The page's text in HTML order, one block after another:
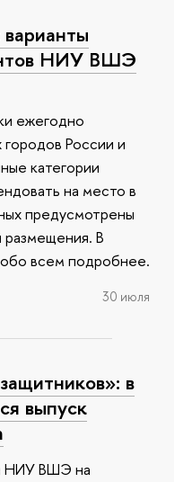
НИУ ВШЭ
ежегодно
России и
категории
на место в
предусмотрены
размещения. В
всем подробнее.
30 июля
в
выпуск
НИУ ВШЭ на